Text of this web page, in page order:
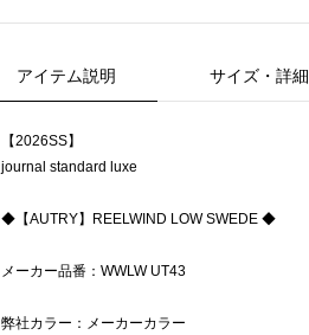
アイテム説明 サイズ・詳細
【2026SS】
journal standard luxe
◆【AUTRY】REELWIND LOW SWEDE ◆
メーカー品番：WWLW UT43
弊社カラー：メーカーカラー